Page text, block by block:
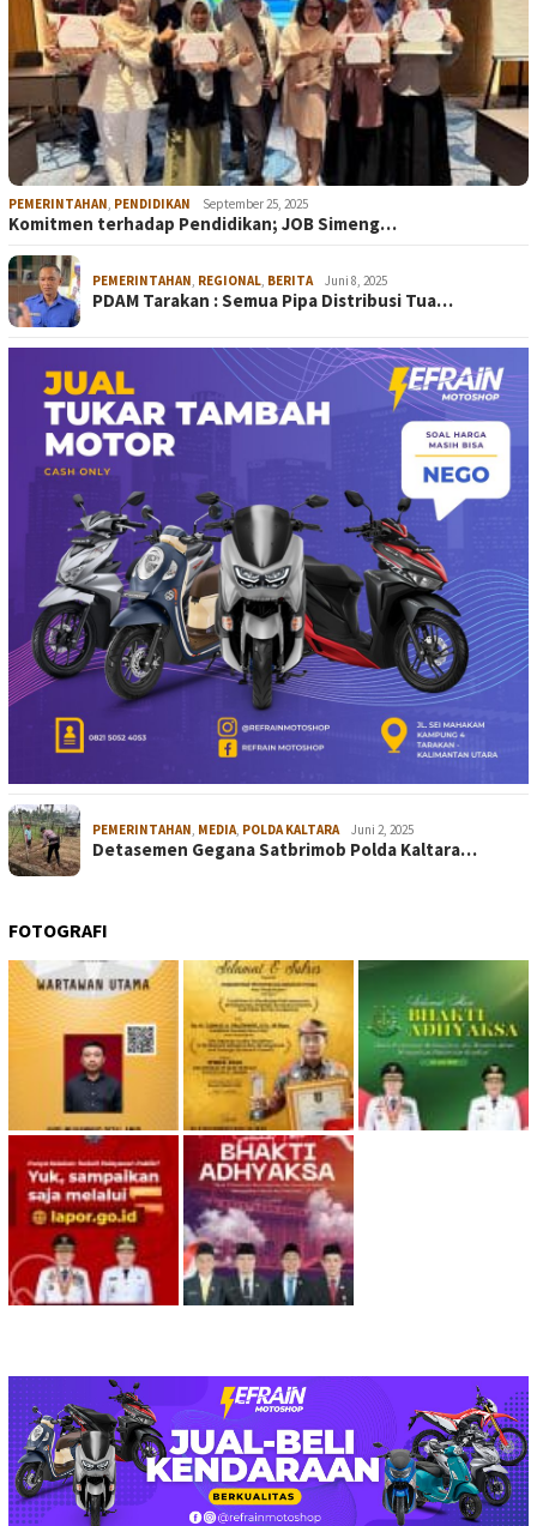
PEMERINTAHAN, PENDIDIKAN September 25, 2025
Komitmen terhadap Pendidikan; JOB Simeng…
PEMERINTAHAN, REGIONAL, BERITA Juni 8, 2025
PDAM Tarakan : Semua Pipa Distribusi Tua…
PEMERINTAHAN MEDIA POLDA KALTARA Juni 2, 2025
Detasemen Gegana Satbrimob Polda Kaltara…
FOTOGRAFI